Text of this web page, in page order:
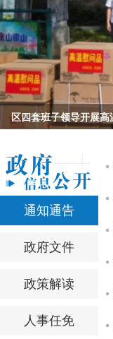
null
null
null
null
null
null
通知通告
政府文件
政策解读
人事任免